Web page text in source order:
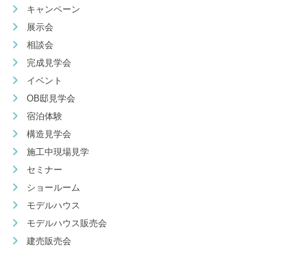
キャンペーン
展示会
相談会
完成見学会
イベント
OB邸見学会
宿泊体験
構造見学会
施工中現場見学
セミナー
ショールーム
モデルハウス
モデルハウス販売会
建売販売会